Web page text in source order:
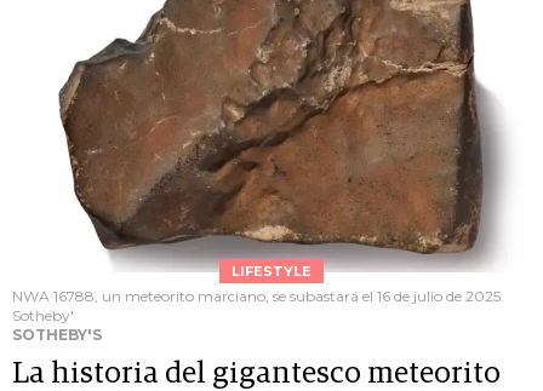
LIFESTYLE
NWA 16788, un meteorito marciano, se subastará el 16 de julio de 2025.
Sotheby'
SOTHEBY'S
La historia del gigantesco meteorito